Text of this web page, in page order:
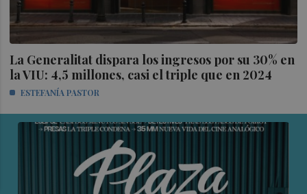
La Generalitat dispara los ingresos por su 30% en
la VIU: 4,5 millones, casi el triple que en 2024
ESTEFANÍA PASTOR